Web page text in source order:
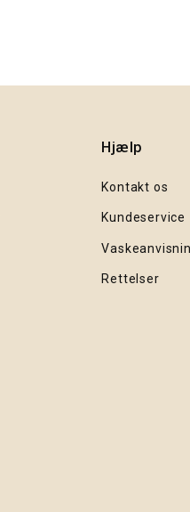
Hjælp
Kontakt os
Kundeservice
Rettelser